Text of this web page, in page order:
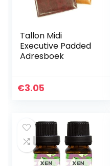
Tallon Midi
Executive Padded
Adresboek
€3.05